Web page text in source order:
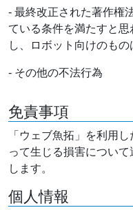
- 最終改正された著作権
ている条件を満たすと
し、ロボット向けのも
- その他の不法行為
免責事項
「ウェブ魚拓」を利用
って生じる損害につい
します。
個人情報